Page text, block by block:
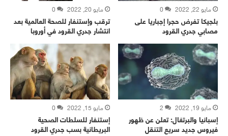
مايو 22, 2022 0
بلجيكا تفرض حجرا إجباريا على
مصابي جدري القرود
مايو 20, 2022 0
ترقب وإستنفار للصحة العالمية بعد
انتشار جدري القرود في أوروبا
مايو 19, 2022 2
إسبانيا والبرتغال: تعلن عن ظهور
فيروس جديد سريع التنقل
مايو 15, 2022 0
إستنفار للسلطات الصحية
البريطانية بسب جدري القرود